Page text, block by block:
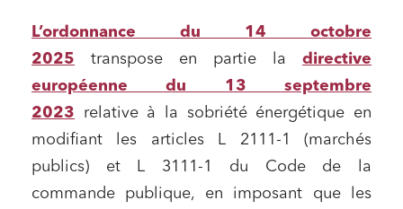
L’ordonnance du 14 octobre
2025 transpose en partie la directive
européenne du 13 septembre
2023 relative à la sobriété énergétique en
modifiant les articles L 2111-1 (marchés
publics) et L 3111-1 du Code de la
commande publique, en imposant que les